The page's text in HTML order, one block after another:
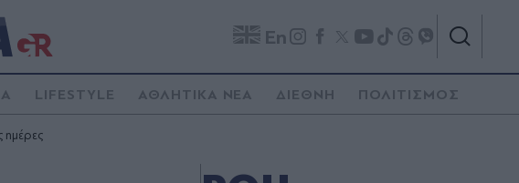
En
LIFESTYLE ΑΘΛΗΤΙΚΑ ΝΕΑ ΔΙΕΘΝΗ ΠΟΛΙΤΙΣΜΟΣ
ημέρες